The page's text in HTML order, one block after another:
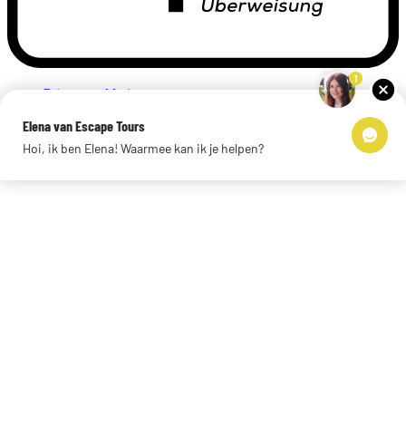
Privacyverklaring
Links
© 2026 Escape Tours
1
Elena van Escape Tours
Hoi, ik ben Elena! Waarmee kan ik je helpen?